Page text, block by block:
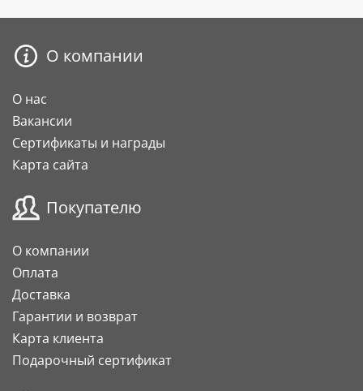
О компании
О нас
Вакансии
Сертификаты и награды
Карта сайта
Покупателю
О компании
Оплата
Доставка
Гарантии и возврат
Карта клиента
Подарочный сертификат